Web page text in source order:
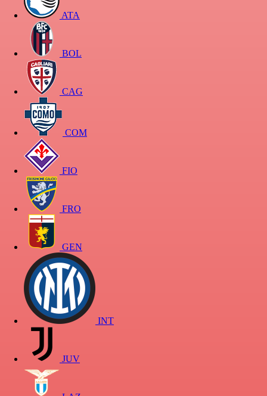
ATA
BOL
CAG
COM
FIO
FRO
GEN
INT
JUV